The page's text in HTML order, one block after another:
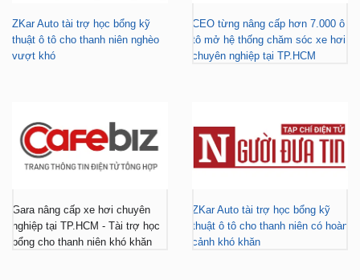
ZKar Auto tài trợ học bổng kỹ
thuật ô tô cho thanh niên nghèo
vượt khó
CEO từng nâng cấp hơn 7.000 ô
tô mở hệ thống chăm sóc xe hơi
chuyên nghiệp tại TP.HCM
Gara nâng cấp xe hơi chuyên
nghiệp tại TP.HCM - Tài trợ học
bổng cho thanh niên khó khăn
ZKar Auto tài trợ học bổng kỹ
thuật ô tô cho thanh niên có hoàn
cảnh khó khăn